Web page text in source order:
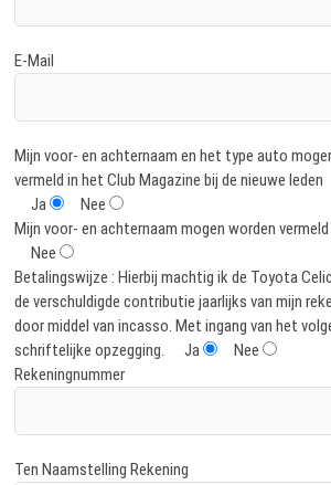
E-Mail
Mijn voor- en achternaam en het type auto
vermeld in het Club Magazine bij de nieuwe leden
Ja
Nee
Mijn voor- en achternaam mogen worden
Nee
Betalingswijze : Hierbij machtig ik de Toyota
de verschuldigde contributie jaarlijks van mijn
door middel van incasso. Met ingang van het
schriftelijke opzegging.
Ja
Nee
Rekeningnummer
Ten Naamstelling Rekening